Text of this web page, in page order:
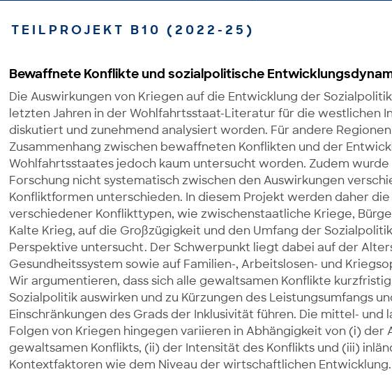
TEILPROJEKT B10 (2022-25)
Bewaffnete Konflikte und sozialpolitische
Die Auswirkungen von Kriegen auf die Entwicklung der
letzten Jahren in der Wohlfahrtsstaat-Literatur für die westlichen
diskutiert und zunehmend analysiert worden. Für andere
Zusammenhang zwischen bewaffneten Konflikten und der
Wohlfahrtsstaates jedoch kaum untersucht worden. Zudem
Forschung nicht systematisch zwischen den Auswirkungen
Konfliktformen unterschieden. In diesem Projekt werden daher
verschiedener Konflikttypen, wie zwischenstaatliche Kriege,
Kalte Krieg, auf die Großzügigkeit und den Umfang der
Perspektive untersucht. Der Schwerpunkt liegt dabei auf der
Gesundheitssystem sowie auf Familien-, Arbeitslosen- und
Wir argumentieren, dass sich alle gewaltsamen Konflikte
Sozialpolitik auswirken und zu Kürzungen des Leistungsumfangs
Einschränkungen des Grads der Inklusivität führen. Die mittel- und
Folgen von Kriegen hingegen variieren in Abhängigkeit von (i) der
gewaltsamen Konflikts, (ii) der Intensität des Konflikts und (iii)
Kontextfaktoren wie dem Niveau der wirtschaftlichen Entwicklung.